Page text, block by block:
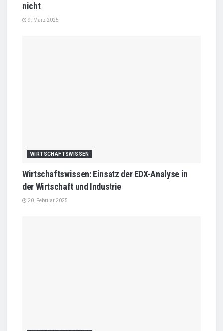
nicht
9. März 2025
WIRTSCHAFTSWISSEN
Wirtschaftswissen: Einsatz der EDX-Analyse in
der Wirtschaft und Industrie
20. Februar 2025